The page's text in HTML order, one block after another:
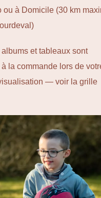
à Domicile (30 km
albums et tableaux sont
la commande lors de
— voir la grille